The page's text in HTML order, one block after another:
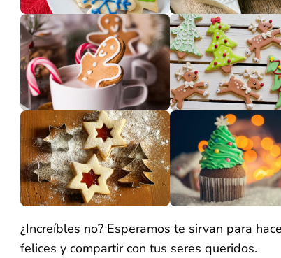
¿Increíbles no? Esperamos te sirvan para
felices y compartir con tus seres queridos.